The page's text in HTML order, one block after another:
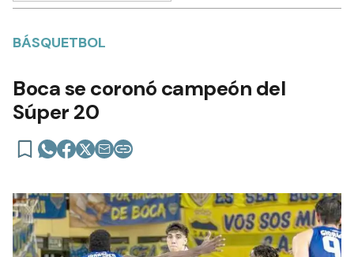
BÁSQUETBOL
Boca se coronó campeón del
Súper 20